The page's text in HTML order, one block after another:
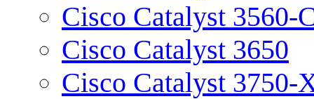
Cisco Catalyst 3560-
Cisco Catalyst 3650
Cisco Catalyst 3750-